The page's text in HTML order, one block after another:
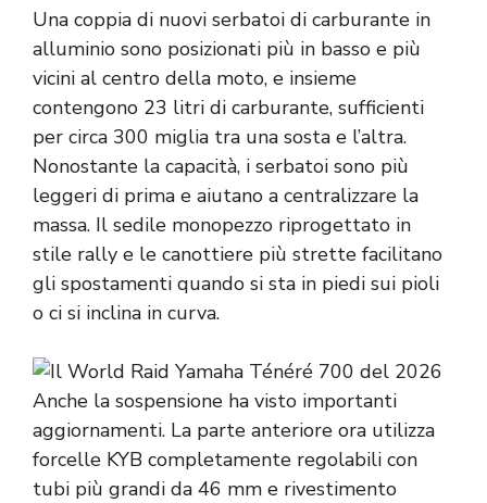
Una coppia di nuovi serbatoi di carburante in
alluminio sono posizionati più in basso e più
vicini al centro della moto, e insieme
contengono 23 litri di carburante, sufficienti
per circa 300 miglia tra una sosta e l’altra.
Nonostante la capacità, i serbatoi sono più
leggeri di prima e aiutano a centralizzare la
massa. Il sedile monopezzo riprogettato in
stile rally e le canottiere più strette facilitano
gli spostamenti quando si sta in piedi sui pioli
o ci si inclina in curva.
Anche la sospensione ha visto importanti
aggiornamenti. La parte anteriore ora utilizza
forcelle KYB completamente regolabili con
tubi più grandi da 46 mm e rivestimento